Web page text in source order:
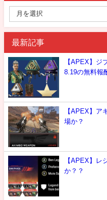
最新記事
【APEX】ジ
8.19の無料報
【APEX】ア
場か？
【APEX】レ
か？？